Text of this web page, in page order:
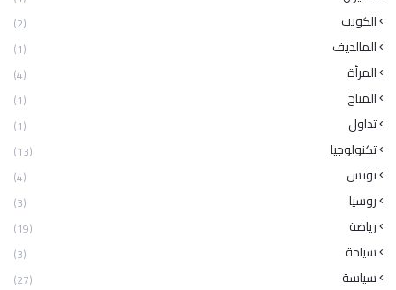
الكويت (2)
المالديف (1)
المرأة (4)
المناخ (1)
تداول (1)
تكنولوجيا (13)
تونس (4)
روسيا (3)
رياضة (19)
سياحة (3)
سياسة (27)